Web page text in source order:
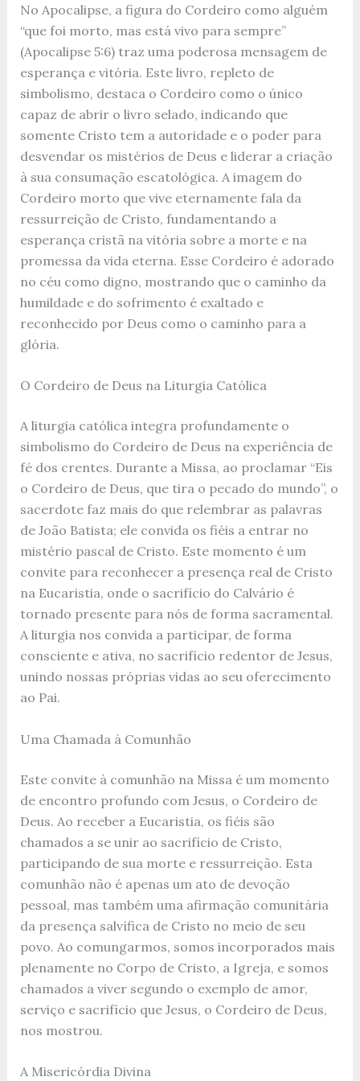
No Apocalipse, a figura do Cordeiro como alguém
“que foi morto, mas está vivo para sempre”
(Apocalipse 5:6) traz uma poderosa mensagem de
esperança e vitória. Este livro, repleto de
simbolismo, destaca o Cordeiro como o único
capaz de abrir o livro selado, indicando que
somente Cristo tem a autoridade e o poder para
desvendar os mistérios de Deus e liderar a criação
à sua consumação escatológica. A imagem do
Cordeiro morto que vive eternamente fala da
ressurreição de Cristo, fundamentando a
esperança cristã na vitória sobre a morte e na
promessa da vida eterna. Esse Cordeiro é adorado
no céu como digno, mostrando que o caminho da
humildade e do sofrimento é exaltado e
reconhecido por Deus como o caminho para a
glória.
O Cordeiro de Deus na Liturgia Católica
A liturgia católica integra profundamente o
simbolismo do Cordeiro de Deus na experiência de
fé dos crentes. Durante a Missa, ao proclamar “Eis
o Cordeiro de Deus, que tira o pecado do mundo”, o
sacerdote faz mais do que relembrar as palavras
de João Batista; ele convida os fiéis a entrar no
mistério pascal de Cristo. Este momento é um
convite para reconhecer a presença real de Cristo
na Eucaristia, onde o sacrifício do Calvário é
tornado presente para nós de forma sacramental.
A liturgia nos convida a participar, de forma
consciente e ativa, no sacrifício redentor de Jesus,
unindo nossas próprias vidas ao seu oferecimento
ao Pai.
Uma Chamada à Comunhão
Este convite à comunhão na Missa é um momento
de encontro profundo com Jesus, o Cordeiro de
Deus. Ao receber a Eucaristia, os fiéis são
chamados a se unir ao sacrifício de Cristo,
participando de sua morte e ressurreição. Esta
comunhão não é apenas um ato de devoção
pessoal, mas também uma afirmação comunitária
da presença salvífica de Cristo no meio de seu
povo. Ao comungarmos, somos incorporados mais
plenamente no Corpo de Cristo, a Igreja, e somos
chamados a viver segundo o exemplo de amor,
serviço e sacrifício que Jesus, o Cordeiro de Deus,
nos mostrou.
A Misericórdia Divina